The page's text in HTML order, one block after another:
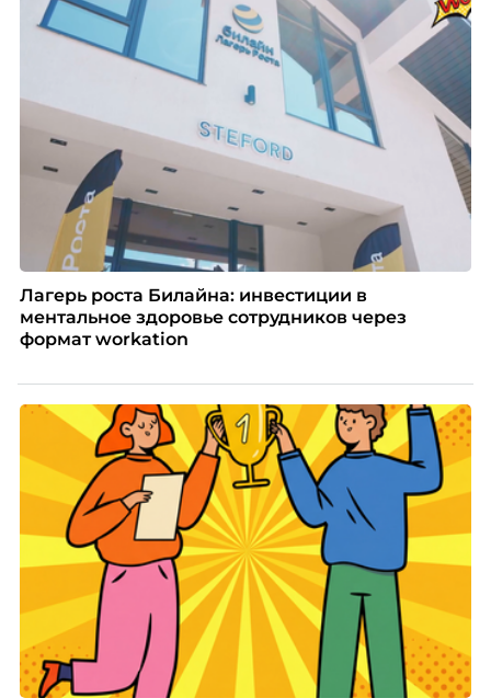
Лагерь роста Билайна: инвестиции в
ментальное здоровье сотрудников через
формат workation